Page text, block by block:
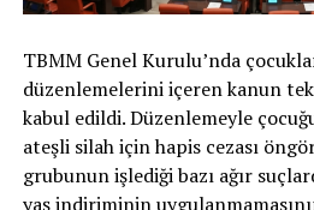
TBMM Genel Kurulu’nda
düzenlemelerini içeren kanun
kabul edildi. Düzenlemeyle
ateşli silah için hapis cezası
grubunun işlediği bazı ağır
yaş indiriminin